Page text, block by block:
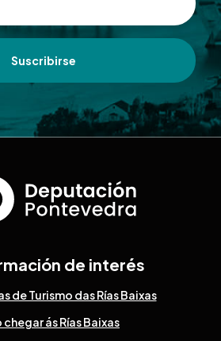
Suscribirse
de interés
de Turismo das Rías Baixas
ás Rías Baixas